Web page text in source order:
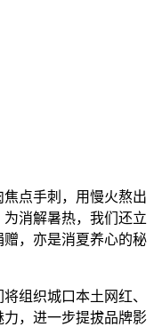
点手刺，用慢火熬出
消解暑热，我们还立
，亦是消夏养心的秘
组织城口本土网红、
，进一步提拔品牌影